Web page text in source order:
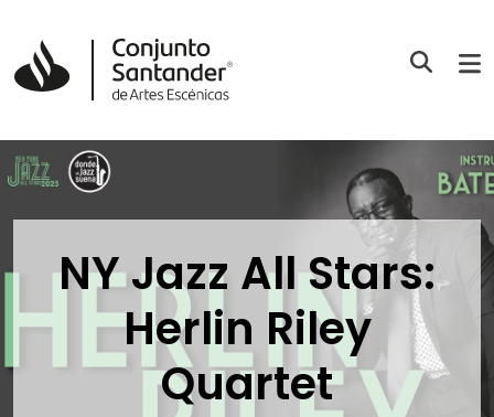
NY Jazz All Stars:
Herlin Riley
Quartet